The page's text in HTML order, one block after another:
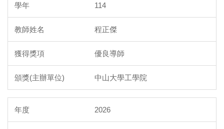
114
程正傑
優良導師
中山大學工學院
2026